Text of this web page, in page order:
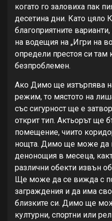
когато го заловиха пак
десетина дни. Като цяло
благоприятните
на водещия на „Игри на
определи престоя си там
безпроблемен.
Ако Димо ще изтърпява
режим, то мястото на
със сигурност ще е
открит тип. Актьорът ще
помещение, чиито
нощта. Димо ще може да
денонощия в месеца,
различни обекти извън
Ще може да се вижда с
заграждения и да има
близките си. Димо ще
културни, спортни или